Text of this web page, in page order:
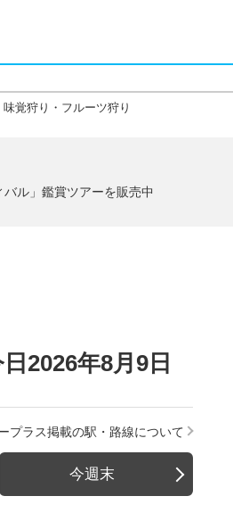
味覚狩り・フルーツ狩り
ル」鑑賞ツアーを販売中
2026年8月9日
プラス掲載の駅・路線について
今週末